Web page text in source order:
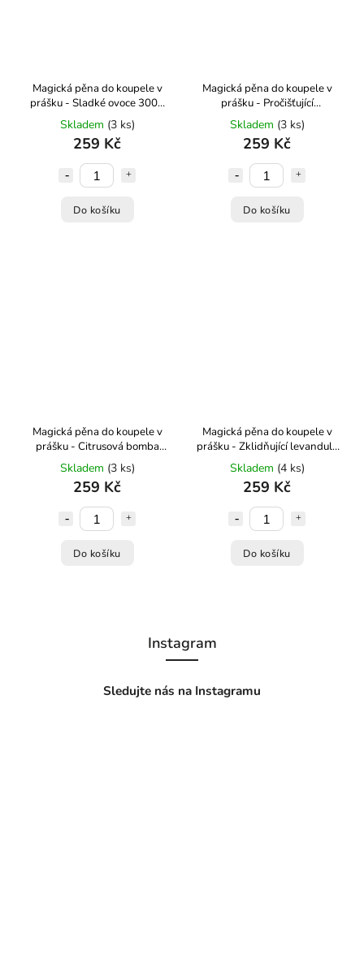
Magická pěna do koupele v
prášku - Sladké ovoce 300g
Kvítok
Skladem (3 ks)
259 Kč
Do košíku
Magická pěna do koupele v
prášku - Pročišťující
eukalyptus 300g Kvítok
Skladem (3 ks)
259 Kč
Do košíku
Magická pěna do koupele v
prášku - Citrusová bomba
300g Kvítok
Skladem (3 ks)
259 Kč
Do košíku
Magická pěna do koupele v
prášku - Zklidňující levandule
300g Kvítok
Skladem (4 ks)
259 Kč
Do košíku
Instagram
Sledujte nás na Instagramu